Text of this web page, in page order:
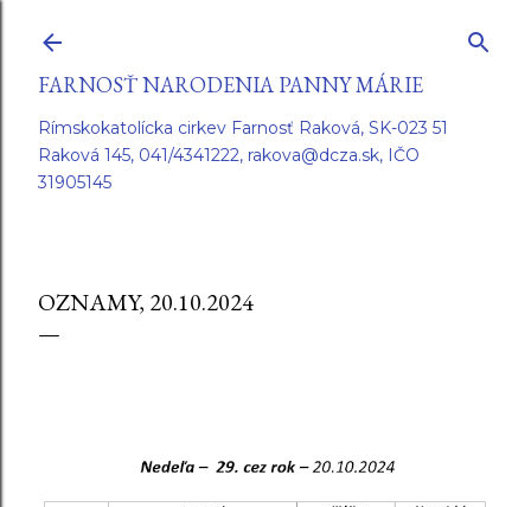
FARNOSŤ NARODENIA PANNY MÁRIE
Rímskokatolícka cirkev Farnosť Raková, SK-023 51
Raková 145, 041/4341222, rakova@dcza.sk, IČO
31905145
OZNAMY, 20.10.2024